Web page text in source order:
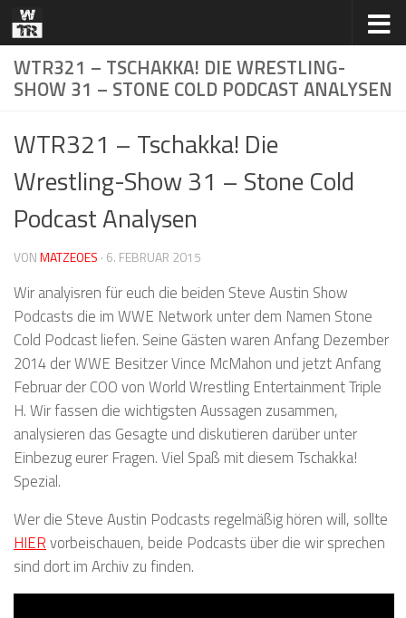
Zum Inhalt springen
WTR321 – TSCHAKKA! DIE WRESTLING-
SHOW 31 – STONE COLD PODCAST ANALYSEN
WTR321 – Tschakka! Die
Wrestling-Show 31 – Stone Cold
Podcast Analysen
VONMATZEOES · 6. FEBRUAR 2015
Wir analyisren für euch die beiden Steve Austin Show
Podcasts die im WWE Network unter dem Namen Stone
Cold Podcast liefen. Seine Gästen waren Anfang Dezember
2014 der WWE Besitzer Vince McMahon und jetzt Anfang
Februar der COO von World Wrestling Entertainment Triple
H. Wir fassen die wichtigsten Aussagen zusammen,
analysieren das Gesagte und diskutieren darüber unter
Einbezug eurer Fragen. Viel Spaß mit diesem Tschakka!
Spezial.
Wer die Steve Austin Podcasts regelmäßig hören will, sollte
HIER vorbeischauen, beide Podcasts über die wir sprechen
sind dort im Archiv zu finden.